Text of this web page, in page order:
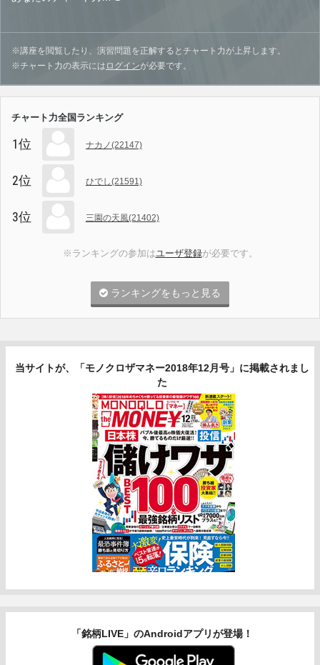
※講座を閲覧したり、演習問題を正解するとチャート力が上昇します。
※チャート力の表示には ログインが必要です。
チャート力全国ランキング
1位 ナカノ(22147)
2位 ひでし(21591)
3位 三園の天風(21402)
※ランキングの参加はユーザ登録が必要です。
ランキングをもっと見る
当サイトが、「モノクロザマネー2018年12月号」に掲載されまし
た
「銘柄LIVE」のAndroidアプリが登場！